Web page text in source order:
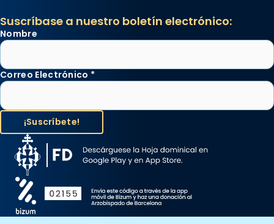
Suscríbase a nuestro boletín electrónico:
Nombre
Correo Electrónico *